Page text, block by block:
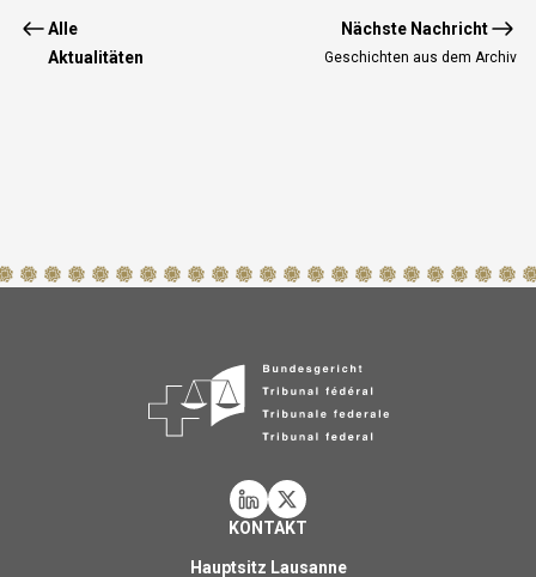
Alle
Aktualitäten
Nächste Nachricht
Geschichten aus dem Archiv
KONTAKT
Hauptsitz Lausanne